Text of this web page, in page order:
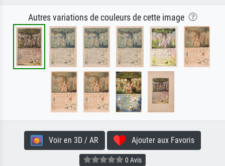
Autres variations de couleurs de cette image
Voir en 3D / AR Ajouter aux Favoris
0 Avis